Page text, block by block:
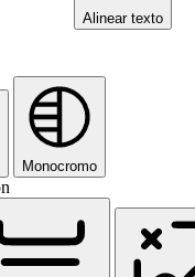
Alinear texto
Monocromo